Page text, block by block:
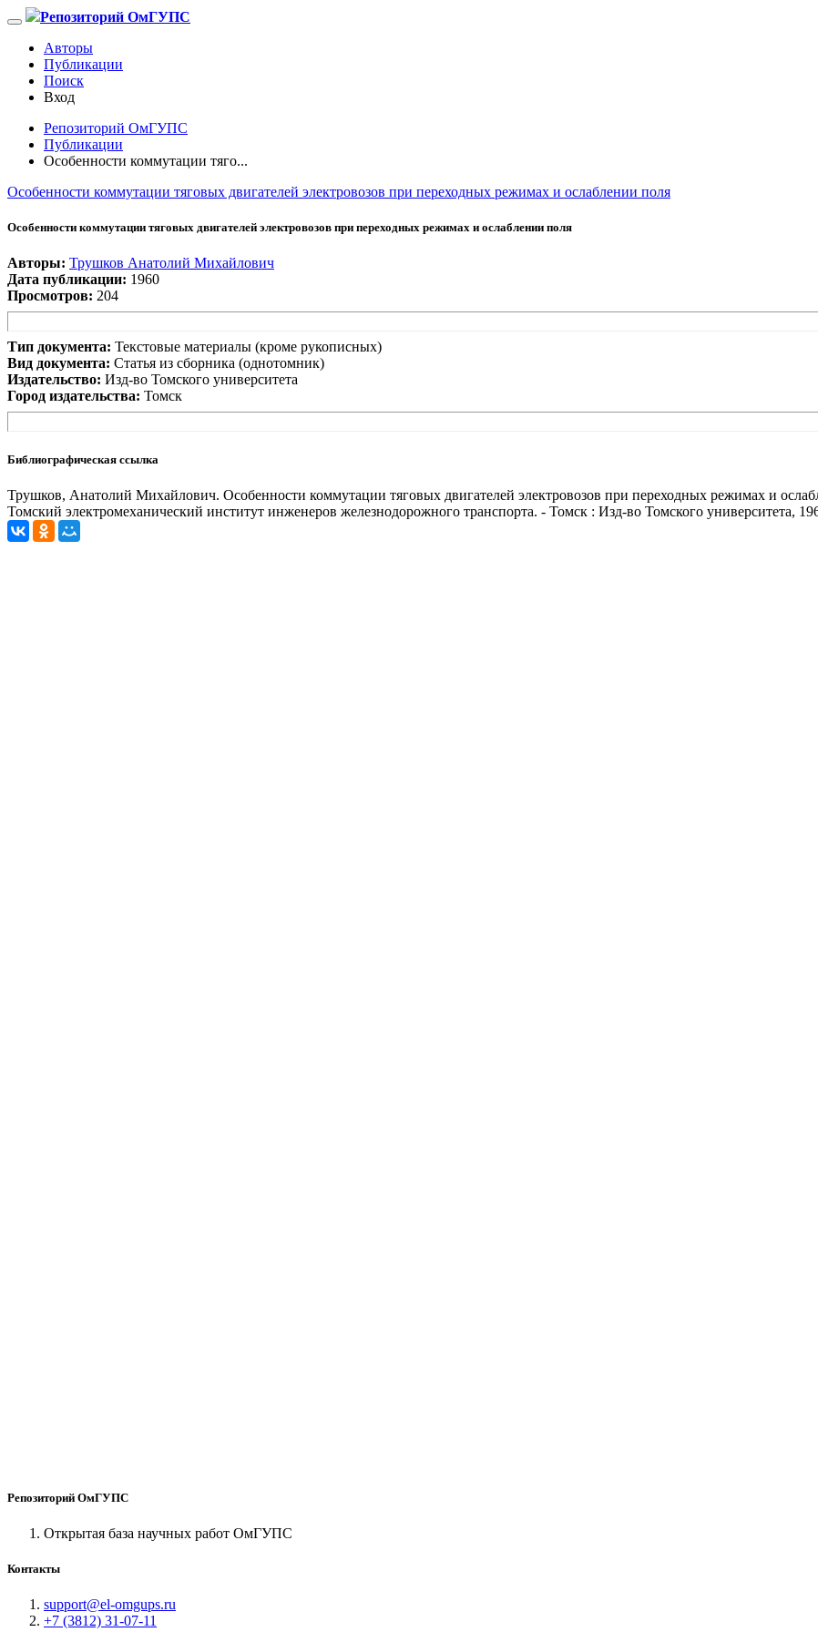
Репозиторий ОмГУПС
Авторы
Публикации
Поиск
Вход
Репозиторий ОмГУПС
Публикации
Особенности коммутации тяго...
Особенности коммутации тяговых двигателей электровозов при переходных режимах и ослаблении поля
Особенности коммутации тяговых двигателей электровозов при переходных режимах и ослаблении поля
Авторы: Трушков Анатолий Михайлович
Дата публикации: 1960
Просмотров: 204
Тип документа: Текстовые материалы (кроме рукописных)
Вид документа: Статья из сборника (однотомник)
Издательство: Изд-во Томского университета
Город издательства: Томск
Библиографическая ссылка
Трушков, Анатолий Михайлович. Особенности коммутации тяговых двигателей электровозов при переходных режимах и
Томский электромеханический институт инженеров железнодорожного транспорта. - Томск : Изд-во Томского университета,
Репозиторий ОмГУПС
Открытая база научных работ ОмГУПС
Контакты
support@el-omgups.ru
+7 (3812) 31-07-11